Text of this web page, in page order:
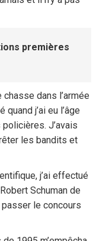
premières
dans l’armée
j’ai eu l’âge
J’avais
les bandits et
j’ai effectué
Schuman de
passer le concours